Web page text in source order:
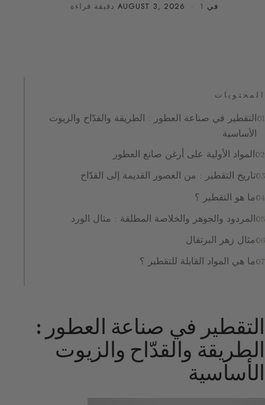
في
AUGUST 3, 2026 · 1 دقيقة قراءة
المحتويات
التقطير في صناعة العطور : الطريقة والقدّاح والزيوت
الأساسية
المواد الأولية على أرغن صانع العطور
تاريخ التقطير : من العصور القديمة إلى القدّاح
ما هو التقطير ؟
المردود والجوهر والخلاصة المطلقة : مثال الورد
مثال زهر البرتقال
ما هي المواد القابلة للتقطير ؟
التقطير في صناعة العطور :
الطريقة والقدّاح والزيوت
الأساسية